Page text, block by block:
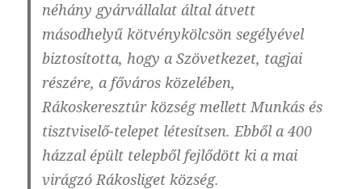
néhány gyárvállalat által átvett
másodhelyű kötvénykölcsön segélyével
biztosította, hogy a Szövetkezet, tagjai
részére, a főváros közelében,
Rákoskeresztúr község mellett Munkás és
tisztviselő-telepet létesítsen. Ebből a 400
házzal épült telepből fejlődött ki a mai
virágzó Rákosliget község.